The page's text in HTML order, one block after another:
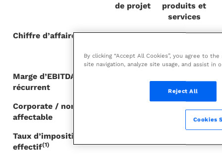
de projet
produits et
services
Chiffre d’affaires
5,0 - 5,4
d’euros
2,0 - 2,2
d’euros
Marge d’EBITDA
récurrent
Corporate / non
affectable
Taux d’imposition
effectif(1)
By clicking “Accept All Cookies”, you agree to
site navigation, analyze site usage, and assist in
Reject All
Cookies